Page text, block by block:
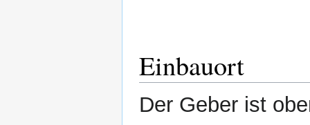
Einbauort
Der Geber ist